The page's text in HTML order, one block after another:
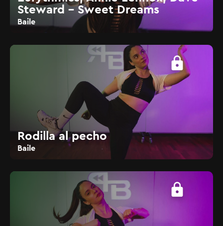
Steward - Sweet Dreams
Baile
lock
Rodilla al pecho
Baile
lock